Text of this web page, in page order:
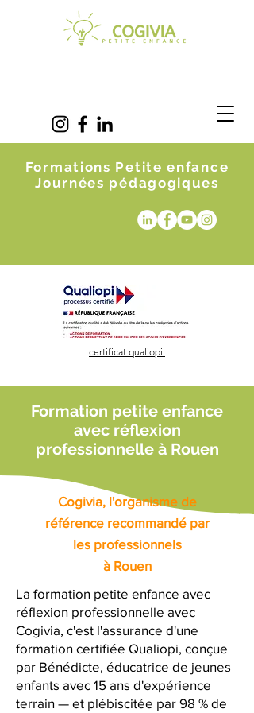
Formations Petite enfance
Journées pédagogiques
certificat qualiopi
Formation petite enfance
avec réflexion
professionnelle à Rouen
Cogivia, l'organisme de
référence recommandé par
les professionnels
à Rouen
La formation petite enfance avec
réflexion professionnelle avec
Cogivia, c'est l'assurance d'une
formation certifiée Qualiopi, conçue
par Bénédicte, éducatrice de jeunes
enfants avec 15 ans d'expérience
terrain — et plébiscitée par 98 % de